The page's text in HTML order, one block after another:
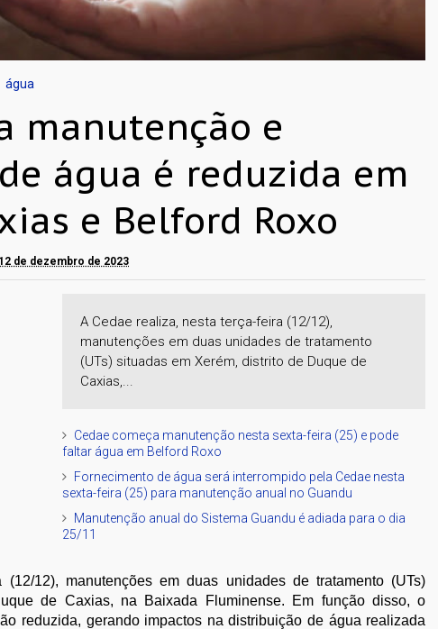
água
manutenção e
água é reduzida em
e Belford Roxo
de dezembro de 2023
A Cedae realiza, nesta terça-feira (12/12),
manutenções em duas unidades de tratamento
(UTs) situadas em Xerém, distrito de Duque de
Caxias,...
Cedae começa manutenção nesta sexta-feira (25) e pode
faltar água em Belford Roxo
Fornecimento de água será interrompido pela Cedae nesta
sexta-feira (25) para manutenção anual no Guandu
Manutenção anual do Sistema Guandu é adiada para o dia
25/11
12), manutenções em duas unidades de tratamento (UTs)
de Caxias, na Baixada Fluminense. Em função disso, o
reduzida, gerando impactos na distribuição de água realizada